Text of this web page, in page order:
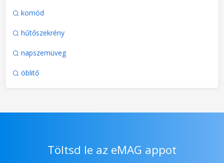
komód
hűtőszekrény
napszemüveg
öblitő
Töltsd le az eMAG appot